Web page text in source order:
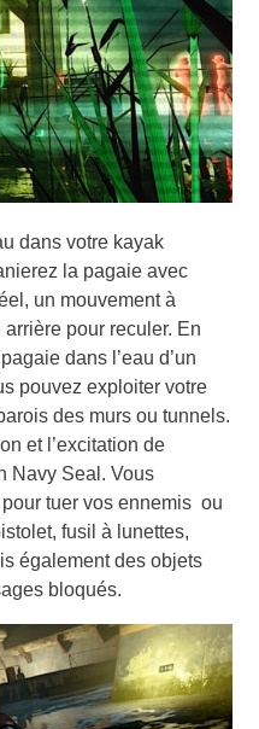
dans votre kayak
la pagaie avec
un mouvement à
arrière pour reculer. En
dans l’eau d’un
pouvez exploiter votre
des murs ou tunnels.
et l’excitation de
Navy Seal. Vous
tuer vos ennemis ou
fusil à lunettes,
également des objets
bloqués.